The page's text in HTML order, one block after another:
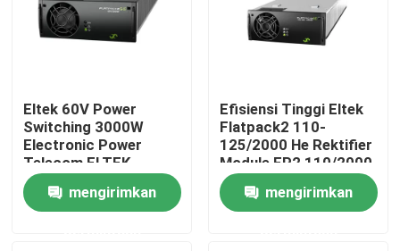
Rumah
Produk
Eltek 60V Power
Switching 3000W
Electronic Power
Telecom ELTEK
Flatpack2 60/3000
SHE Rectifier Module
241119.706
mengirimkan
Efisiensi Tinggi Eltek
Flatpack2 110-
125/2000 He Rektifier
Module FP2 110/2000
HE WOR Bagian No.
241115.805mengirimkan